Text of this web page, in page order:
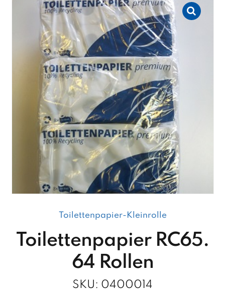
Toilettenpapier-Kleinrolle
Toilettenpapier RC65.
64 Rollen
SKU: 0400014